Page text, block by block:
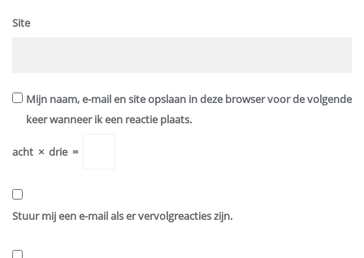
Site
Mijn naam, e-mail en site opslaan in deze browser voor de volgende
keer wanneer ik een reactie plaats.
acht × drie =
Stuur mij een e-mail als er vervolgreacties zijn.